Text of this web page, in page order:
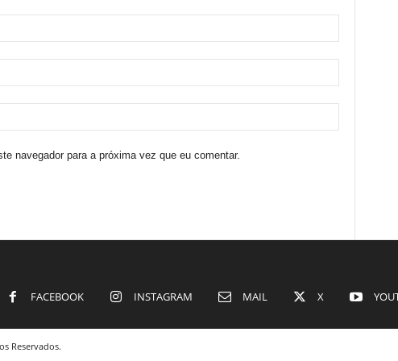
navegador para a próxima vez que eu comentar.
FACEBOOK INSTAGRAM MAIL X
Reservados.